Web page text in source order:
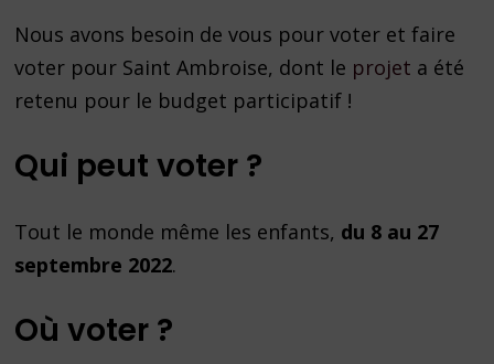
Nous avons besoin de vous pour voter et faire
voter pour Saint Ambroise, dont le projet a été
retenu pour le budget participatif !
Qui peut voter ?
Tout le monde même les enfants, du 8 au 27
septembre 2022.
Où voter ?